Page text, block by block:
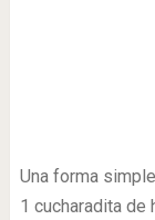
Una forma
1 cucharadita de